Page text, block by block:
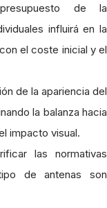
de la
influirá en la
el coste inicial y el
de la apariencia del
la balanza hacia
impacto visual.
las normativas
de antenas son